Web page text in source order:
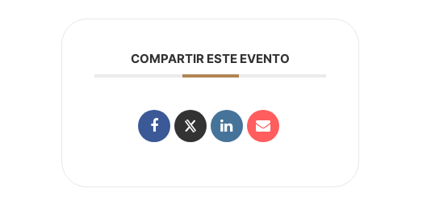
COMPARTIR ESTE EVENTO